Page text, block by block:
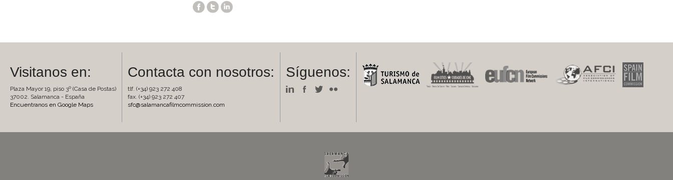
Visitanos en:
Plaza Mayor 19, piso 3º (Casa de Postas)
37002. Salamanca - España
Encuentranos en Google Maps
Contacta con nosotros:
tlf. (+34) 923 272 408
fax. (+34) 923 272 407
sfc@salamancafilmcommission.com
Síguenos: